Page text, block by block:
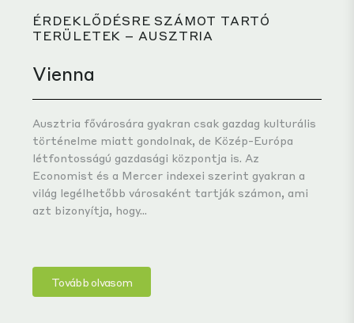
ÉRDEKLŐDÉSRE SZÁMOT TARTÓ
TERÜLETEK – AUSZTRIA
Vienna
Ausztria fővárosára gyakran csak gazdag kulturális
történelme miatt gondolnak, de Közép-Európa
létfontosságú gazdasági központja is. Az
Economist és a Mercer indexei szerint gyakran a
világ legélhetőbb városaként tartják számon, ami
azt bizonyítja, hogy...
Tovább olvasom